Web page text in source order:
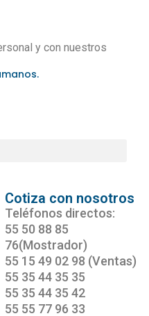
y con nuestros
Cotiza con nosotros
Teléfonos directos:
55 50 88 85
76(Mostrador)
55 15 49 02 98 (Ventas)
55 35 44 35 35
55 35 44 35 42
55 55 77 96 33